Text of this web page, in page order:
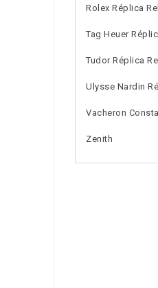
Rolex Réplica
Tag Heuer
Tudor Réplica
Ulysse Nardin
Vacheron
Zenith